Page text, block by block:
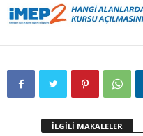
İLGİLİ MAKALELER